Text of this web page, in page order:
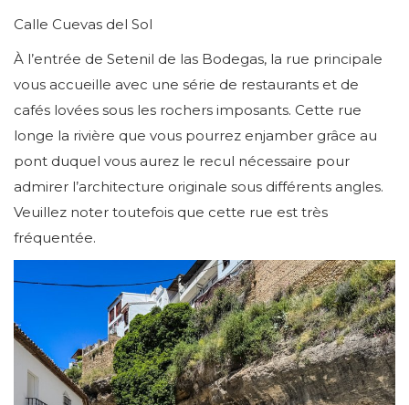
Calle Cuevas del Sol
À l’entrée de Setenil de las Bodegas, la rue principale
vous accueille avec une série de restaurants et de
cafés lovées sous les rochers imposants. Cette rue
longe la rivière que vous pourrez enjamber grâce au
pont duquel vous aurez le recul nécessaire pour
admirer l’architecture originale sous différents angles.
Veuillez noter toutefois que cette rue est très
fréquentée.